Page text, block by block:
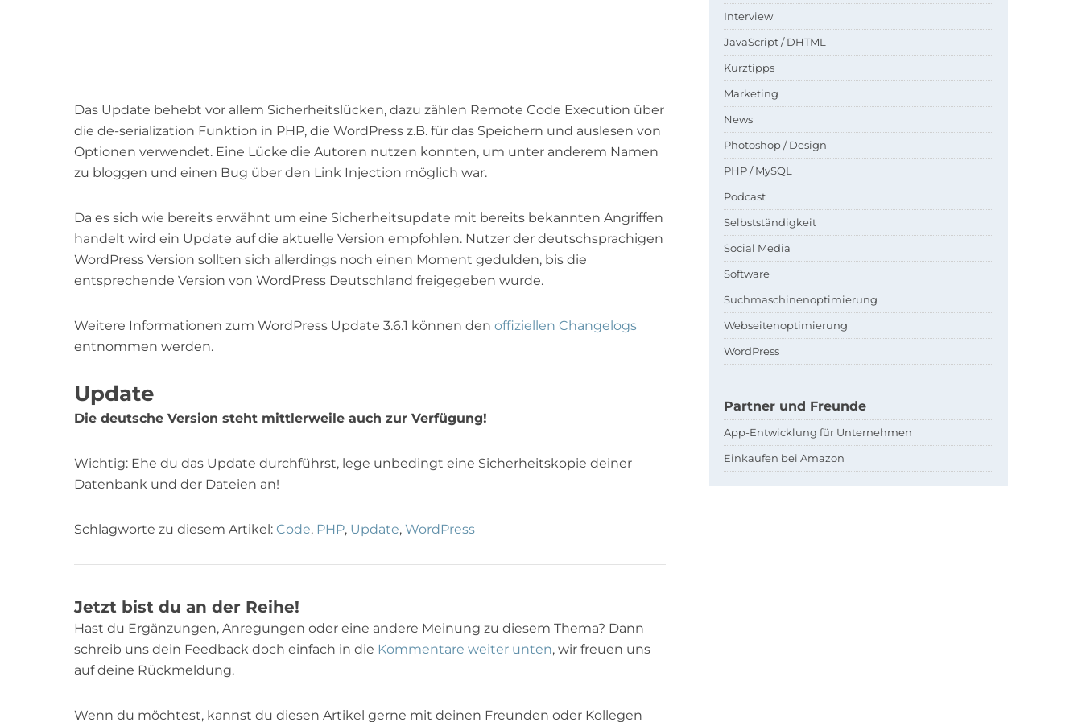
Das Update behebt vor allem Sicherheitslücken, dazu zählen Remote Code Execution über
die de-serialization Funktion in PHP, die WordPress z.B. für das Speichern und auslesen von
Optionen verwendet. Eine Lücke die Autoren nutzen konnten, um unter anderem Namen
zu bloggen und einen Bug über den Link Injection möglich war.
Da es sich wie bereits erwähnt um eine Sicherheitsupdate mit bereits bekannten Angriffen
handelt wird ein Update auf die aktuelle Version empfohlen. Nutzer der deutschsprachigen
WordPress Version sollten sich allerdings noch einen Moment gedulden, bis die
entsprechende Version von WordPress Deutschland freigegeben wurde.
Weitere Informationen zum WordPress Update 3.6.1 können den offiziellen Changelogs
entnommen werden.
Update
Die deutsche Version steht mittlerweile auch zur Verfügung!
Wichtig: Ehe du das Update durchführst, lege unbedingt eine Sicherheitskopie deiner
Datenbank und der Dateien an!
Schlagworte zu diesem Artikel: Code, PHP, Update, WordPress
Jetzt bist du an der Reihe!
Hast du Ergänzungen, Anregungen oder eine andere Meinung zu diesem Thema? Dann
schreib uns dein Feedback doch einfach in die Kommentare weiter unten, wir freuen uns
auf deine Rückmeldung.
Wenn du möchtest, kannst du diesen Artikel gerne mit deinen Freunden oder Kollegen
Interview
JavaScript / DHTML
Kurztipps
Marketing
News
Photoshop / Design
PHP / MySQL
Podcast
Selbstständigkeit
Social Media
Software
Suchmaschinenoptimierung
Webseitenoptimierung
WordPress
Partner und Freunde
App-Entwicklung für Unternehmen
Einkaufen bei Amazon